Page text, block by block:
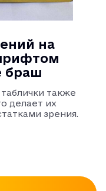
на
браш
также
делает их
зрения.